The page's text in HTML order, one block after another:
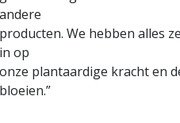
andere
producten. We hebben alles
in op
onze plantaardige kracht en
bloeien.”